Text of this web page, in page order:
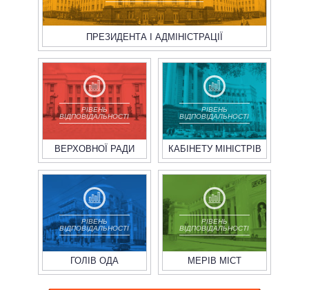
ПРЕЗИДЕНТА І АДМІНІСТРАЦІЇ
РІВЕНЬ
ВІДПОВІДАЛЬНОСТІ
ВЕРХОВНОЇ РАДИ
РІВЕНЬ
ВІДПОВІДАЛЬНОСТІ
КАБІНЕТУ МІНІСТРІВ
РІВЕНЬ
ВІДПОВІДАЛЬНОСТІ
ГОЛІВ ОДА
РІВЕНЬ
ВІДПОВІДАЛЬНОСТІ
МЕРІВ МІСТ